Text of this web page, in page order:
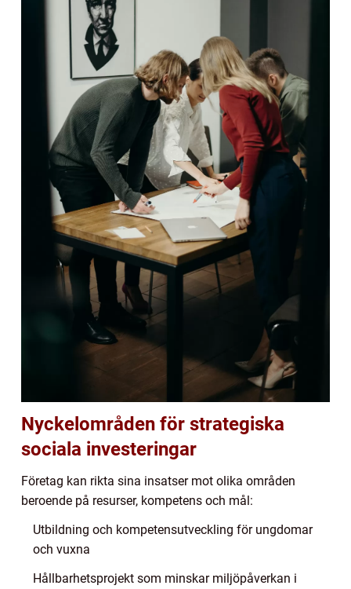
Nyckelområden för strategiska
sociala investeringar
Företag kan rikta sina insatser mot olika områden
beroende på resurser, kompetens och mål:
Utbildning och kompetensutveckling för ungdomar
och vuxna
Hållbarhetsprojekt som minskar miljöpåverkan i